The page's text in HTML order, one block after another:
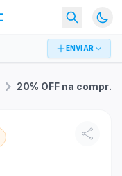
ENVIAR
20% OFF na compra de 4 itens selecionados na Amazon